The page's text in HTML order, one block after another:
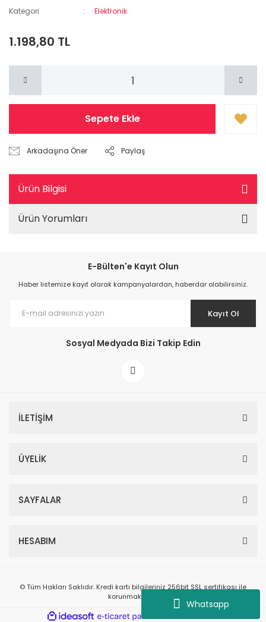
Whatsapp
Kategori Elektronik
1.198,80 TL
Sepete Ekle
Arkadaşına Öner Paylaş
Ürün Bilgisi
Ürün Yorumları
E-Bülten'e Kayıt Olun
Haber listemize kayıt olarak kampanyalardan, haberdar olabilirsiniz.
Kayıt Ol
Sosyal Medyada Bizi Takip Edin
İLETİŞİM
ÜYELİK
SAYFALAR
HESABIM
© Tüm Hakları Saklıdır. Kredi kartı bilgileriniz 256bit SSL sertifikası ile
korunmaktadır.
ideasoft